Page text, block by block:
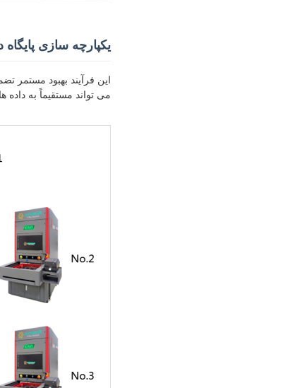
یکپارچه سازی پایگاه
می تواند مستقیماً به